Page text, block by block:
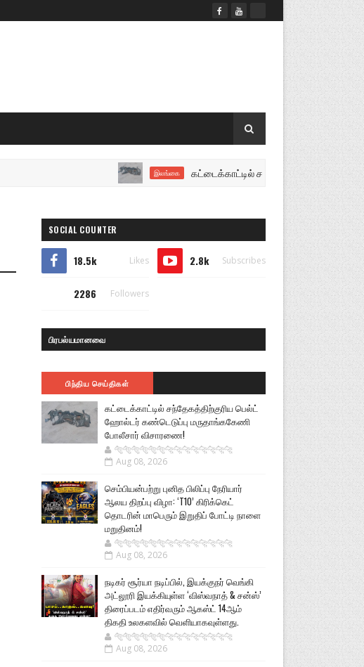
இலங்கை கட்டைக்காட்டில் சந்தேகத்திற்குரிய பெல்ட்
SOCIAL COUNTER
18.5k Likes 2.8k Subscribes
2286 Followers
பிரபல்யமானவை
பிந்திய செய்திகள்
கட்டைக்காட்டில் சந்தேகத்திற்குரிய பெல்ட்
ஹோல்டர் கண்டெடுப்பு மருதாங்ககேணி
போலீசார் விசாரணை!
🐅🐅🐅🐅🐅🐅🐆🐆🐆🐆🐆🐆🐆🐆
Aug 08, 2026
செம்பியன்பற்று புனித பிலிப்பு நேரியார்
ஆலய திறப்பு விழா: ‘T10’ கிரிக்கெட்
தொடரின் மாபெரும் இறுதிப் போட்டி நாளை
மறுதினம்!
🐅🐅🐅🐅🐅🐅🐆🐆🐆🐆🐆🐆🐆🐆
Aug 08, 2026
நடிகர் சூர்யா நடிப்பில், இயக்குநர் வெங்கி
அட்லூரி இயக்கியுள்ள ‘விஸ்வநாத் & சன்ஸ்’
திரைப்படம் எதிர்வரும் ஆகஸ்ட் 14ஆம்
திகதி உலகளவில் வெளியாகவுள்ளது.
🐅🐅🐅🐅🐅🐅🐆🐆🐆🐆🐆🐆🐆🐆
Aug 08, 2026